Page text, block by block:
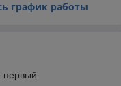
график работы
первый